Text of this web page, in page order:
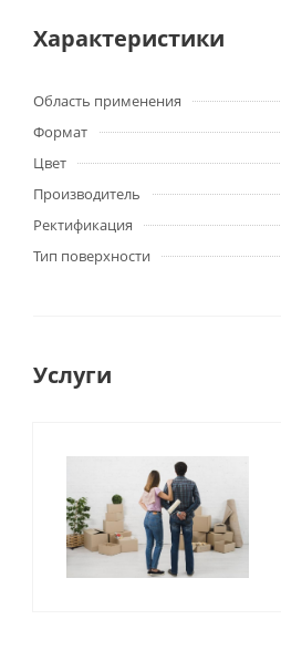
Характеристики
Область применения
Формат
Цвет
Производитель
Ректификация
Тип поверхности
Услуги